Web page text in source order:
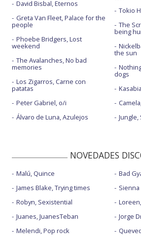
David Bisbal, Eternos
Greta Van Fleet, Palace for the
people
Phoebe Bridgers, Lost
weekend
The Avalanches, No bad
memories
Los Zigarros, Carne con
patatas
Peter Gabriel, o/i
Álvaro de Luna, Azulejos
Tokio
The
being
the sun
dogs
NOVEDADES
Malú, Quince
James Blake, Trying times
Robyn, Sexistential
Juanes, JuanesTeban
Melendi, Pop rock
Bad
Jorge